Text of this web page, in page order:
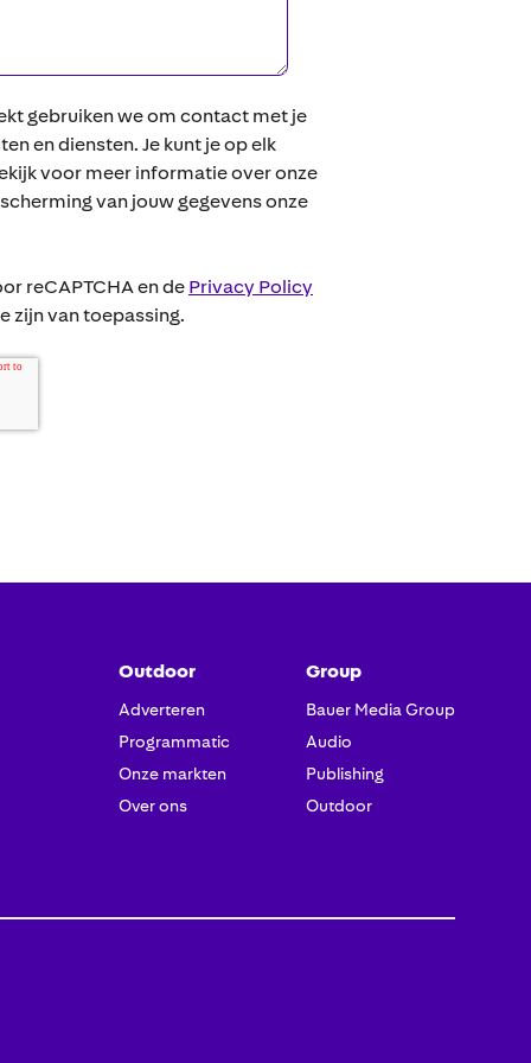
gebruiken we om contact met je
en diensten. Je kunt je op elk
voor meer informatie over onze
van jouw gegevens onze
reCAPTCHA en de Privacy Policy
zijn van toepassing.
Outdoor
Adverteren
Programmatic
Onze markten
Over ons
Group
Bauer Media Group
Audio
Publishing
Outdoor